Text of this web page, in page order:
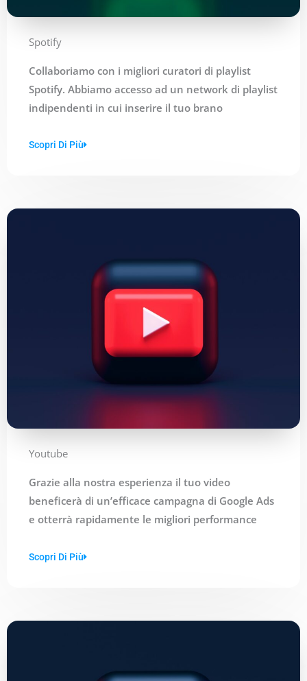
Spotify
Collaboriamo con i migliori curatori di playlist
Spotify. Abbiamo accesso ad un network di playlist
indipendenti in cui inserire il tuo brano
Scopri Di Più
Youtube
Grazie alla nostra esperienza il tuo video
beneficerà di un’efficace campagna di Google Ads
e otterrà rapidamente le migliori performance
Scopri Di Più